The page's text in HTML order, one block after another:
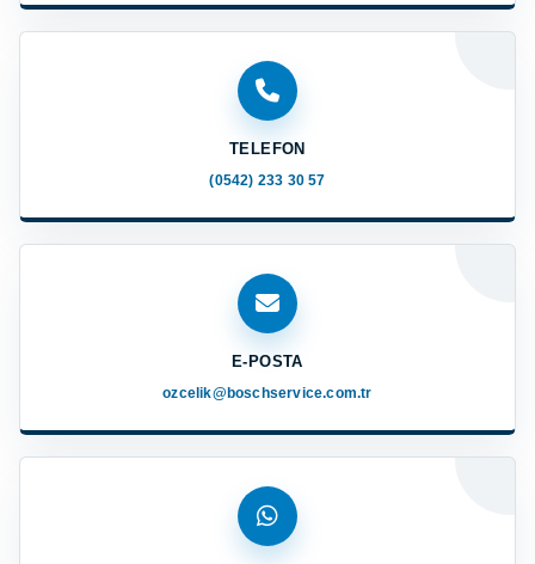
TELEFON
(0542) 233 30 57
E-POSTA
ozcelik@boschservice.com.tr